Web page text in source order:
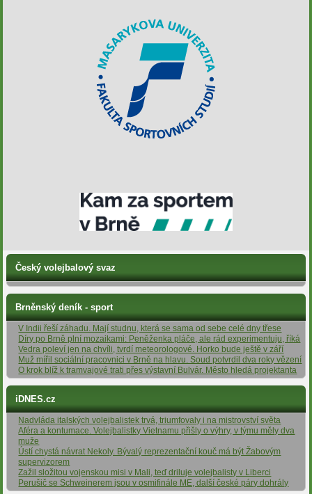
Český volejbalový svaz
Brněnský deník - sport
V Indii řeší záhadu. Mají studnu, která se sama od sebe celé dny třese
Díry po Brně plní mozaikami: Peněženka pláče, ale rád experimentuju, říká
Vedra poleví jen na chvíli, tvrdí meteorologové. Horko bude ještě v září
Muž mířil sociální pracovnici v Brně na hlavu. Soud potvrdil dva roky vězení
O krok blíž k tramvajové trati přes výstavní Bulvár. Město hledá projektanta
iDNES.cz
Nadvláda italských volejbalistek trvá, triumfovaly i na mistrovství světa
Aféra a kontumace. Volejbalistky Vietnamu přišly o výhry, v týmu měly dva
muže
Ústí chystá návrat Nekoly. Bývalý reprezentační kouč má být Žabovým
supervizorem
Zažil složitou vojenskou misi v Mali, teď driluje volejbalisty v Liberci
Perušič se Schweinerem jsou v osmifinále ME, další české páry dohrály